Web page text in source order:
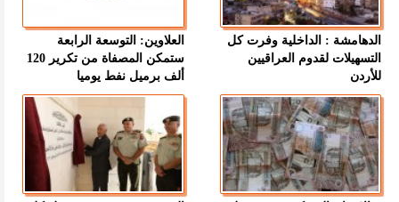
الدهامشة : الداخلية وفرت كل
التسهيلات لقدوم العراقيين
للأردن
العلاوين: التوسعة الرابعة
ستمكن المصفاة من تكرير 120
ألف برميل نفط يوميا